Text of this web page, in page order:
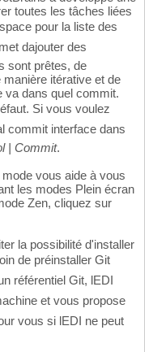
toutes les tâches liées
pour la liste des
dajouter des
sont prêtes, de
itérative et de
va dans quel commit.
Si vous voulez
commit interface dans
| Commit.
vous aide à vous
les modes Plein écran
Zen, cliquez sur
la possibilité d'installer
de préinstaller Git
référentiel Git, lEDI
et vous propose
vous si lEDI ne peut